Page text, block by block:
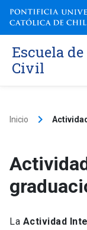
Skip
content
Escuela
Civil
Inicio keyboard_arrow_right
La Actividad